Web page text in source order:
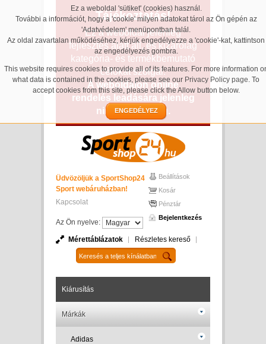
Ez a weboldal 'sütiket' (cookies) használ.
További a információt, hogy a 'cookie' milyen adatokat tárol az Ön gépén az
'Adatvédelem' menüpontban talál.
Az oldal zavartalan működéséhez, kérjük engedélyezze a 'cookie'-kat, kattintson
az engedélyezés gombra.
This website requires cookies to provide all of its features. For more information
what data is contained in the cookies, please see our Privacy Policy page. To
accept cookies from this site, please click the Allow button below.
ENGEDÉLYEZ
Tájékoztatás!
Ez a weboldal jelenleg
fejlesztés alatt áll, és kizárólag
kategória- és termékbemutató
célokat szolgál.
A weboldalon online
rendelés leadására jelenleg
nincs lehetőség.
Üdvözöljük a SportShop24
Sport webáruházban!
Kapcsolat
Az Ön nyelve:
Beállítások
Kosár
Pénztár
Bejelentkezés
Mérettáblázatok Részletes kereső
Kiárusítás
Márkák
Adidas